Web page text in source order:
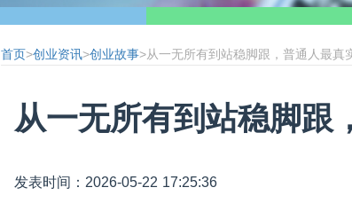
首页>创业资讯>创业故事>从一无所有到站稳脚跟，普通人最真
从一无所有到站稳脚跟
发表时间：2026-05-22 17:25:36